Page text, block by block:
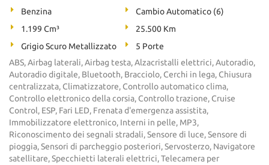
Benzina
Cambio Automatico (6)
1.199 Cm³
25.500 Km
Grigio Scuro Metallizzato
5 Porte
ABS, Airbag laterali, Airbag testa, Alzacristalli elettrici, Autoradio,
Autoradio digitale, Bluetooth, Bracciolo, Cerchi in lega, Chiusura
centralizzata, Climatizzatore, Controllo automatico clima,
Controllo elettronico della corsia, Controllo trazione, Cruise
Control, ESP, Fari LED, Frenata d'emergenza assistita,
Immobilizzatore elettronico, Interni in pelle, MP3,
Riconoscimento dei segnali stradali, Sensore di luce, Sensore di
pioggia, Sensori di parcheggio posteriori, Servosterzo, Navigatore
satellitare, Specchietti laterali elettrici, Telecamera per